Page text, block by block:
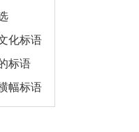
化标语
标语
幅标语